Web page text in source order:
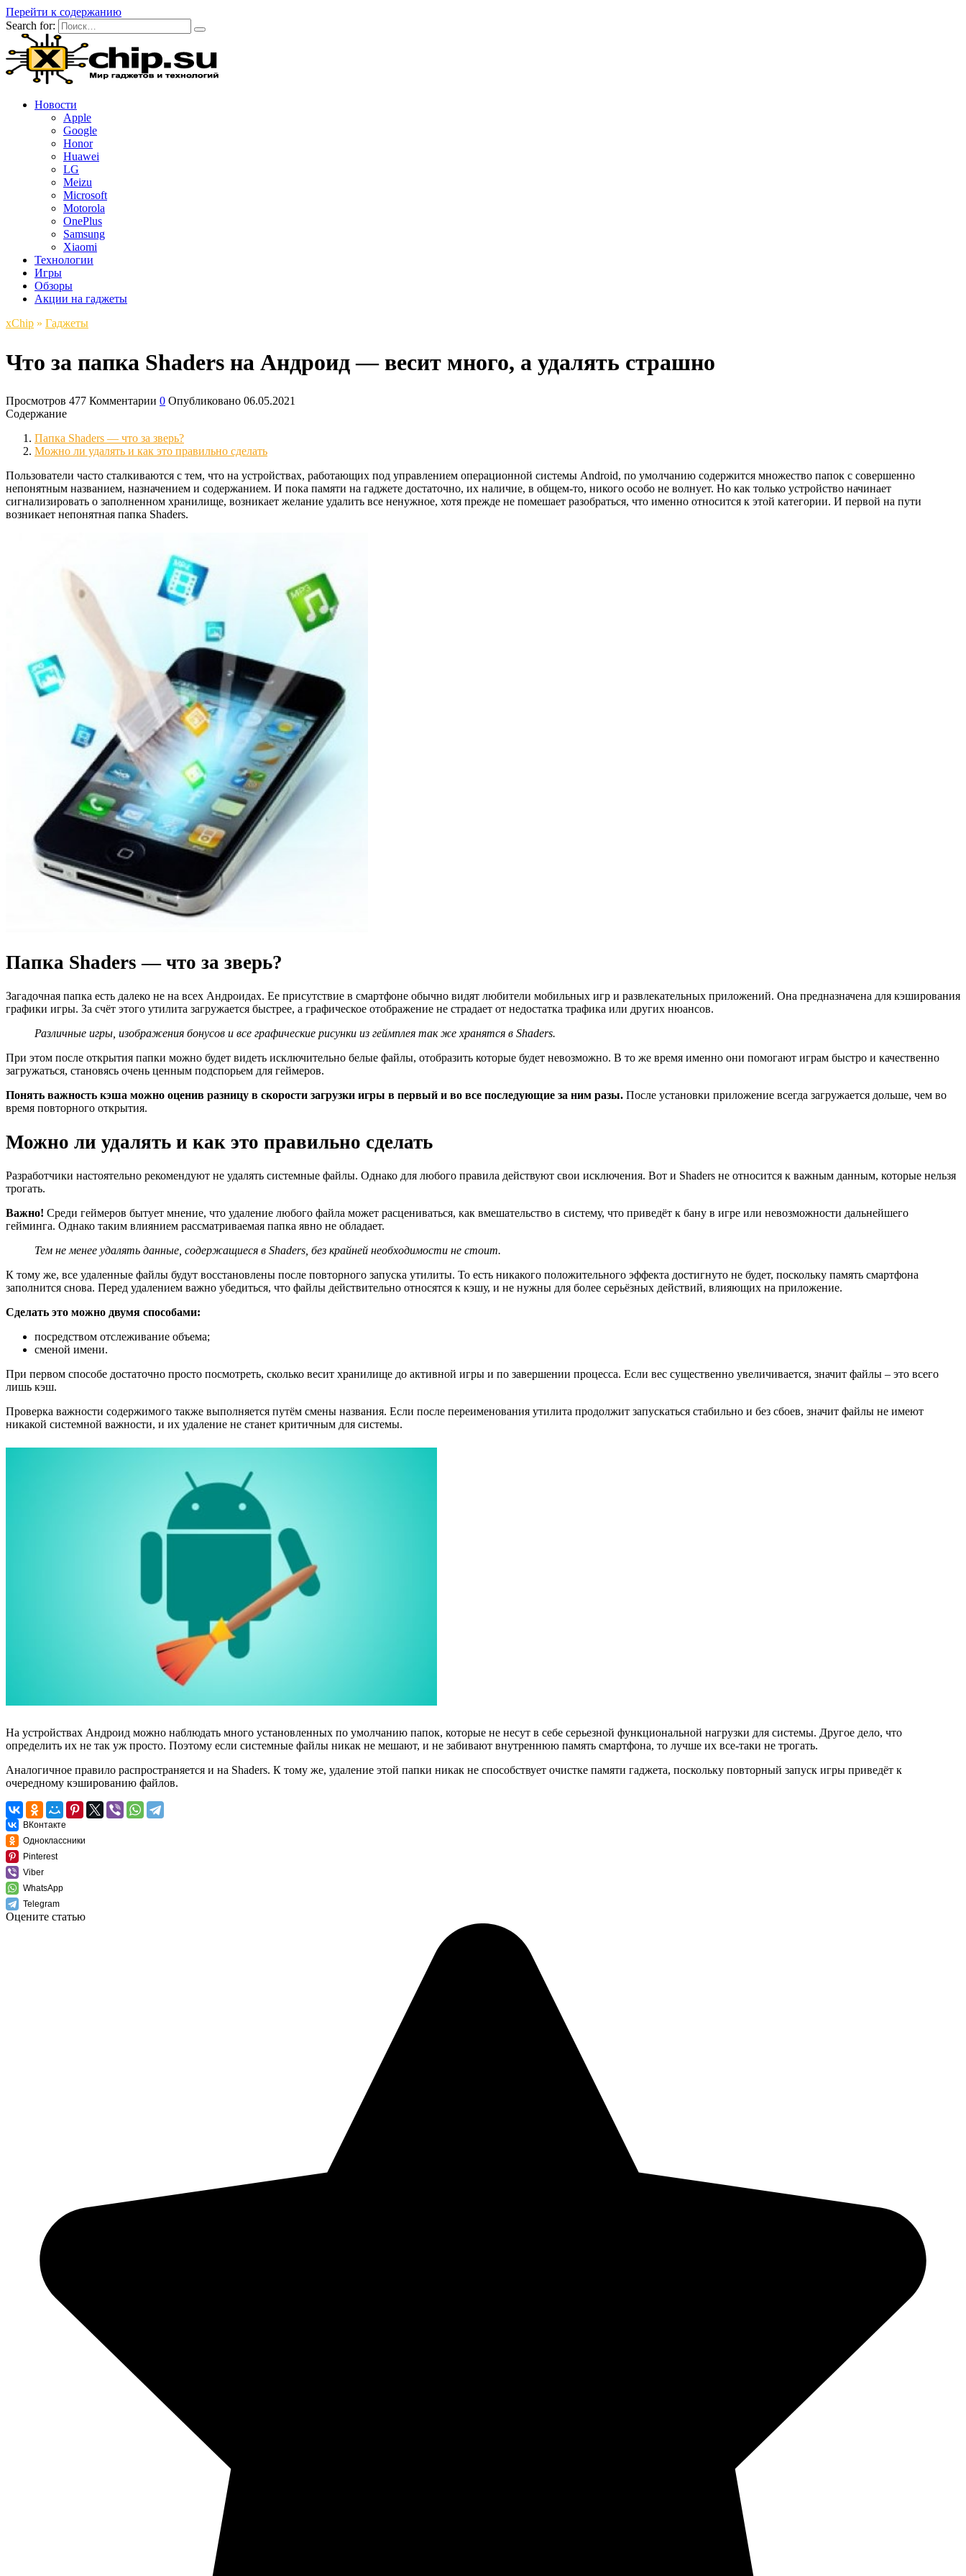
Перейти к содержанию
Search for:
Новости
Apple
Google
Honor
Huawei
LG
Meizu
Microsoft
Motorola
OnePlus
Samsung
Xiaomi
Технологии
Игры
Обзоры
Акции на гаджеты
xСhip » Гаджеты
Что за папка Shaders на Андроид — весит много, а удалять страшно
Просмотров 477 Комментарии 0 Опубликовано 06.05.2021
Содержание
Папка Shaders — что за зверь?
Можно ли удалять и как это правильно сделать
Пользователи часто сталкиваются с тем, что на устройствах, работающих под управлением операционной системы Android, по умолчанию содержится множество папок с совершенно
непонятным названием, назначением и содержанием. И пока памяти на гаджете достаточно, их наличие, в общем-то, никого особо не волнует. Но как только устройство начинает
сигнализировать о заполненном хранилище, возникает желание удалить все ненужное, хотя прежде не помешает разобраться, что именно относится к этой категории. И первой на пути
возникает непонятная папка Shaders.
Папка Shaders — что за зверь?
Загадочная папка есть далеко не на всех Андроидах. Ее присутствие в смартфоне обычно видят любители мобильных игр и развлекательных приложений. Она предназначена для кэширования
графики игры. За счёт этого утилита загружается быстрее, а графическое отображение не страдает от недостатка трафика или других нюансов.
Различные игры, изображения бонусов и все графические рисунки из геймплея так же хранятся в Shaders.
При этом после открытия папки можно будет видеть исключительно белые файлы, отобразить которые будет невозможно. В то же время именно они помогают играм быстро и качественно
загружаться, становясь очень ценным подспорьем для геймеров.
Понять важность кэша можно оценив разницу в скорости загрузки игры в первый и во все последующие за ним разы. После установки приложение всегда загружается дольше, чем во
время повторного открытия.
Можно ли удалять и как это правильно сделать
Разработчики настоятельно рекомендуют не удалять системные файлы. Однако для любого правила действуют свои исключения. Вот и Shaders не относится к важным данным, которые нельзя
трогать.
Важно! Среди геймеров бытует мнение, что удаление любого файла может расцениваться, как вмешательство в систему, что приведёт к бану в игре или невозможности дальнейшего
гейминга. Однако таким влиянием рассматриваемая папка явно не обладает.
Тем не менее удалять данные, содержащиеся в Shaders, без крайней необходимости не стоит.
К тому же, все удаленные файлы будут восстановлены после повторного запуска утилиты. То есть никакого положительного эффекта достигнуто не будет, поскольку память смартфона
заполнится снова. Перед удалением важно убедиться, что файлы действительно относятся к кэшу, и не нужны для более серьёзных действий, влияющих на приложение.
Сделать это можно двумя способами:
посредством отслеживание объема;
сменой имени.
При первом способе достаточно просто посмотреть, сколько весит хранилище до активной игры и по завершении процесса. Если вес существенно увеличивается, значит файлы – это всего
лишь кэш.
Проверка важности содержимого также выполняется путём смены названия. Если после переименования утилита продолжит запускаться стабильно и без сбоев, значит файлы не имеют
никакой системной важности, и их удаление не станет критичным для системы.
На устройствах Андроид можно наблюдать много установленных по умолчанию папок, которые не несут в себе серьезной функциональной нагрузки для системы. Другое дело, что
определить их не так уж просто. Поэтому если системные файлы никак не мешают, и не забивают внутреннюю память смартфона, то лучше их все-таки не трогать.
Аналогичное правило распространяется и на Shaders. К тому же, удаление этой папки никак не способствует очистке памяти гаджета, поскольку повторный запуск игры приведёт к
очередному кэшированию файлов.
ВКонтакте
Одноклассники
Pinterest
Viber
WhatsApp
Telegram
Оцените статью